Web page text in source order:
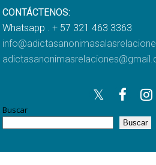
CONTÁCTENOS:
Whatsapp . + 57 321 463 3363
Buscar
Buscar